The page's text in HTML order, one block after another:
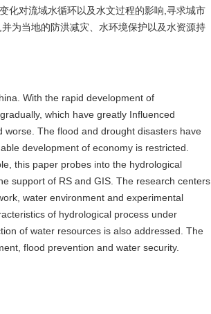
化对流域水循环以及水文过程的影响,寻求城市
为当地的防洪减灾、水环境保护以及水资源持
With the rapid development of
which have greatly Influenced
The flood and drought disasters have
development of economy is restricted.
this paper probes into the hydrological
support of RS and GIS. The research centers
water environment and experimental
of hydrological process under
of water resources is also addressed. The
flood prevention and water security.